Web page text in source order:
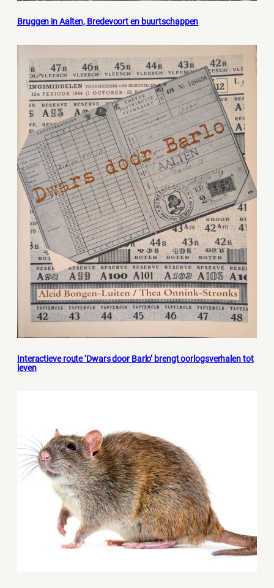
Bruggen in Aalten, Bredevoort en buurtschappen
Interactieve route ‘Dwars door Barlo’ brengt oorlogsverhalen tot
leven